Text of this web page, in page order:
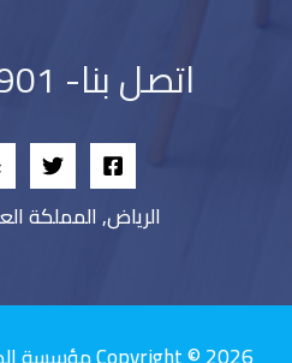
اتصل بنا- 0534477901
الرياض, المملكة